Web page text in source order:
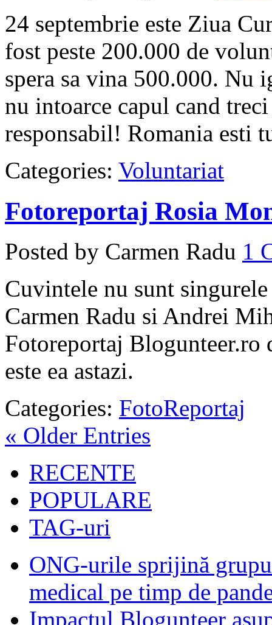
24 septembrie este Ziua
fost peste 200.000 de
spera sa vina 500.000. Nu
nu intoarce capul cand
responsabil! Romania esti
Categories: Voluntariat
Fotoreportaj Rosia
Posted by Carmen Radu 1
Cuvintele nu sunt
Carmen Radu si Andrei
Fotoreportaj Blogunteer.ro
este ea astazi.
Categories: FotoReportaj
« Older Entries
RECENTE
POPULARE
TAG-uri
ONG-urile sprijină
medical pe timp de
Impactul Blogunteer